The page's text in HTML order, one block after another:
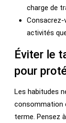
charge de
Consacrez-
activités
Éviter le
pour
Les habitudes
consommation
terme. Pensez